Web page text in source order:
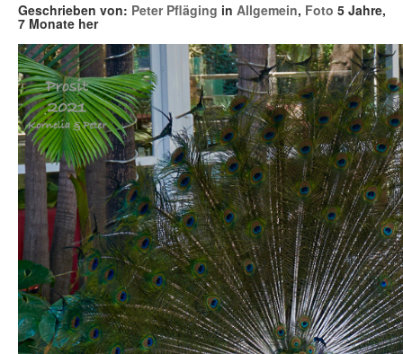
Geschrieben von: Peter Pfläging in Allgemein, Foto 5 Jahre,
7 Monate her